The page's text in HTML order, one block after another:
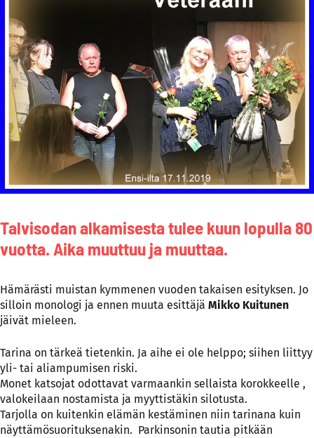
Talvisodan alkamisesta tulee kuun lopulla 80
vuotta. Aika muuttuu ja muuttaa.
Hämärästi muistan kymmenen vuoden takaisen esityksen. Jo
silloin monologi ja ennen muuta esittäjä Mikko Kuitunen
jäivät mieleen.
Tarina on tärkeä tietenkin. Ja aihe ei ole helppo; siihen liittyy
yli- tai aliampumisen riski.
Monet katsojat odottavat varmaankin sellaista korokkeelle ,
valokeilaan nostamista ja myyttistäkin silotusta.
Tarjolla on kuitenkin elämän kestäminen niin tarinana kuin
näyttämösuorituksenakin. Parkinsonin tautia pitkään